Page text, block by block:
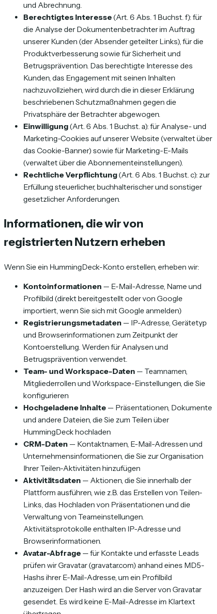
und Abrechnung.
Berechtigtes Interesse(Art. 6 Abs. 1 Buchst. f): für
die Analyse der Dokumentenbetrachter im Auftrag
unserer Kunden (der Absender geteilter Links), für die
Produktverbesserung sowie für Sicherheit und
Betrugsprävention. Das berechtigte Interesse des
Kunden, das Engagement mit seinen Inhalten
nachzuvollziehen, wird durch die in dieser Erklärung
beschriebenen Schutzmaßnahmen gegen die
Privatsphäre der Betrachter abgewogen.
Einwilligung(Art. 6 Abs. 1 Buchst. a): für Analyse- und
Marketing-Cookies auf unserer Website (verwaltet über
das Cookie-Banner) sowie für Marketing-E-Mails
(verwaltet über die Abonnementeinstellungen).
Rechtliche Verpflichtung(Art. 6 Abs. 1 Buchst. c): zur
Erfüllung steuerlicher, buchhalterischer und sonstiger
gesetzlicher Anforderungen.
Informationen, die wir von
registrierten Nutzern erheben
Wenn Sie ein HummingDeck-Konto erstellen, erheben wir:
Kontoinformationen — E-Mail-Adresse, Name und
Profilbild (direkt bereitgestellt oder von Google
importiert, wenn Sie sich mit Google anmelden)
Registrierungsmetadaten — IP-Adresse, Gerätetyp
und Browserinformationen zum Zeitpunkt der
Kontoerstellung. Werden für Analysen und
Betrugsprävention verwendet.
Team- und Workspace-Daten — Teamnamen,
Mitgliederrollen und Workspace-Einstellungen, die Sie
konfigurieren
Hochgeladene Inhalte — Präsentationen, Dokumente
und andere Dateien, die Sie zum Teilen über
HummingDeck hochladen
CRM-Daten — Kontaktnamen, E-Mail-Adressen und
Unternehmensinformationen, die Sie zur Organisation
Ihrer Teilen-Aktivitäten hinzufügen
Aktivitätsdaten — Aktionen, die Sie innerhalb der
Plattform ausführen, wie z.B. das Erstellen von Teilen-
Links, das Hochladen von Präsentationen und die
Verwaltung von Teameinstellungen.
Aktivitätsprotokolle enthalten IP-Adresse und
Browserinformationen.
Avatar-Abfrage — für Kontakte und erfasste Leads
prüfen wir Gravatar (gravatar.com) anhand eines MD5-
Hashs ihrer E-Mail-Adresse, um ein Profilbild
anzuzeigen. Der Hash wird an die Server von Gravatar
gesendet. Es wird keine E-Mail-Adresse im Klartext